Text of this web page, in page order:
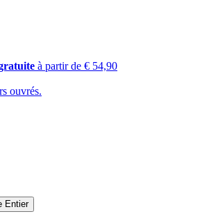
à partir de € 54,90
ouvrés.